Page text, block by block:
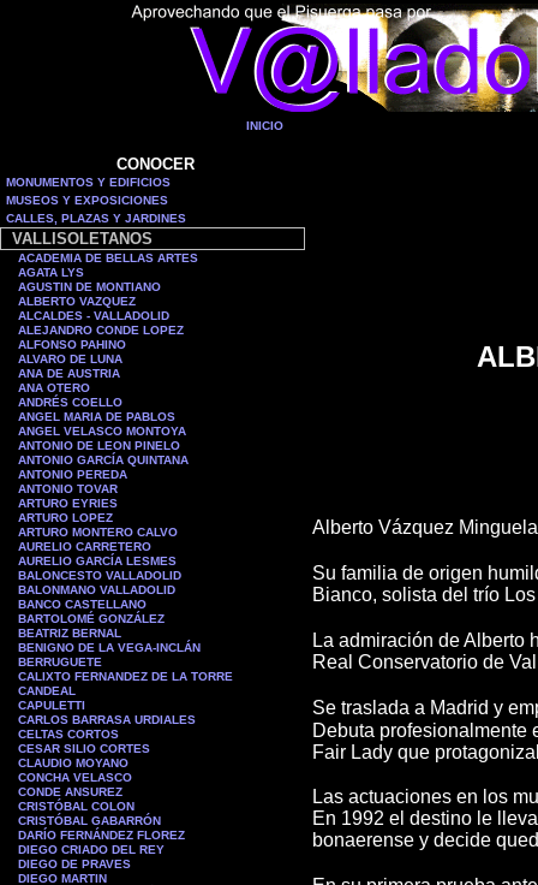
INICIO
CONOCER
MONUMENTOS Y EDIFICIOS
MUSEOS Y EXPOSICIONES
CALLES, PLAZAS Y JARDINES
VALLISOLETANOS
ACADEMIA DE BELLAS ARTES
AGATA LYS
AGUSTIN DE MONTIANO
ALBERTO VAZQUEZ
ALCALDES - VALLADOLID
ALEJANDRO CONDE LOPEZ
ALFONSO PAHINO
ALVARO DE LUNA
ANA DE AUSTRIA
ANA OTERO
ANDRÉS COELLO
ANGEL MARIA DE PABLOS
ANGEL VELASCO MONTOYA
ANTONIO DE LEON PINELO
ANTONIO GARCÍA QUINTANA
ANTONIO PEREDA
ANTONIO TOVAR
ARTURO EYRIES
ARTURO LOPEZ
ARTURO MONTERO CALVO
AURELIO CARRETERO
AURELIO GARCÍA LESMES
BALONCESTO VALLADOLID
BALONMANO VALLADOLID
BANCO CASTELLANO
BARTOLOMÉ GONZÁLEZ
BEATRIZ BERNAL
BENIGNO DE LA VEGA-INCLÁN
BERRUGUETE
CALIXTO FERNANDEZ DE LA TORRE
CANDEAL
CAPULETTI
CARLOS BARRASA URDIALES
CELTAS CORTOS
CESAR SILIO CORTES
CLAUDIO MOYANO
CONCHA VELASCO
CONDE ANSUREZ
CRISTÓBAL COLON
CRISTÓBAL GABARRÓN
DARÍO FERNÁNDEZ FLOREZ
DIEGO CRIADO DEL REY
DIEGO DE PRAVES
DIEGO MARTIN
Alberto Vázquez
Su familia de origen
Bianco, solista del trío
La admiración de Alberto
Real Conservatorio de
Se traslada a Madrid y
Debuta profesionalmente
Fair Lady que
Las actuaciones en los
En 1992 el destino le
bonaerense y decide